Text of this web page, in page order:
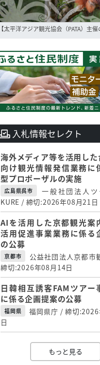
【太平洋アジア観光協会（PATA）主催
入札情報セレクト
海外メディア等を活用し
向け観光情報発信業務に
型プロポーザルの実施
広島県呉市
一般社団法人ツ
KURE / 締切:2026年08月21日
AIを活用した京都観光案
活用促進事業業務に係る
の公募
京都市
公益社団法人京都市
締切:2026年08月14日
日韓相互誘客FAMツアー
に係る企画提案の公募
福岡県
福岡県庁 / 締切
日
もっと見る